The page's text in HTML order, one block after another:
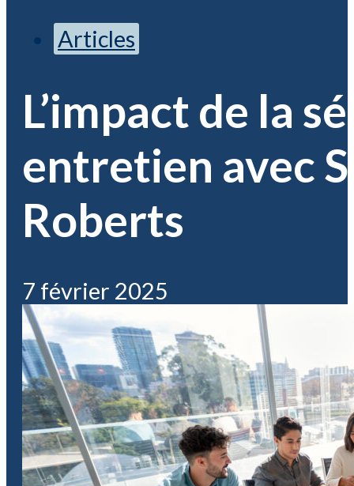
Articles
L’impact de la
entretien avec
Roberts
7 février 2025